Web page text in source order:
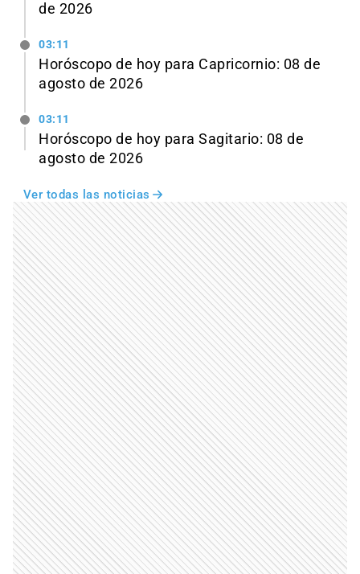
de 2026
03:11
Horóscopo de hoy para Capricornio: 08 de
agosto de 2026
03:11
Horóscopo de hoy para Sagitario: 08 de
agosto de 2026
Ver todas las noticias